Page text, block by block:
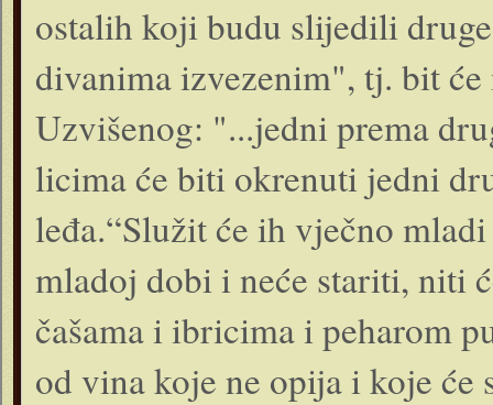
ostalih koji budu slijedili
divanima izvezenim", tj. bit
Uzvišenog: "...jedni prema
licima će biti okrenuti jedni
leđa.“Služit će ih vječno
mladoj dobi i neće stariti, niti
čašama i ibricima i peharom
od vina koje ne opija i koje će